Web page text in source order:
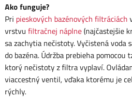
Ako funguje?
Pri pieskových bazénových filtráciách
vrstvu filtračnej náplne(najčastejšie
sa zachytia nečistoty. Vyčistená voda
do bazéna. Údržba prebieha pomocou
ktorý nečistoty z filtra vyplaví.
viaccestný ventil, vďaka ktorému je
rýchly.